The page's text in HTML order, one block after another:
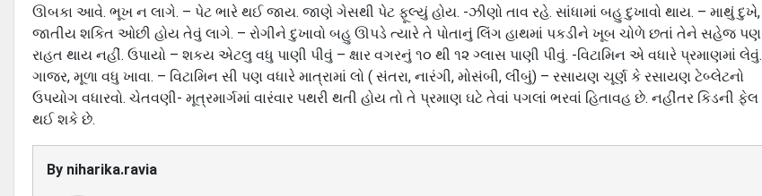
ઊબકા આવે. ભૂખ ન લાગે. – પેટ ભારે થઈ જાય. જાણે ગેસથી પેટ ફૂલ્યું હોય. -ઝીણો તાવ રહે. સાંધામાં બહુ દુખાવો થાય. – માથું દુખે,
જાતીય શકિત ઓછી હોય તેવું લાગે. – રોગીને દુખાવો બહુ ઊપડે ત્યારે તે પોતાનું લિંગ હાથમાં પકડીને ખૂબ ચોળે છતાં તેને સહેજ પણ
રાહત થાય નહીં. ઉપાયો – શકય એટલુ વધુ પાણી પીવું – ક્ષાર વગરનું ૧૦ થી ૧૨ ગ્લાસ પાણી પીવું. -વિટામિન એ વધારે પ્રમાણમાં લેવું.
ગાજર, મૂળા વધુ ખાવા. – વિટામિન સી પણ વધારે માત્રામાં લો ( સંતરા, નારંગી, મોસંબી, લીંબું) – રસાયણ ચૂર્ણ કે રસાયણ ટેબ્લેટનો
ઉપયોગ વધારવો. ચેતવણી- મૂત્રમાર્ગમાં વારંવાર પથરી થતી હોય તો તે પ્રમાણ ઘટે તેવાં પગલાં ભરવાં હિતાવહ છે. નહીંતર કિડની ફેલ
થઈ શકે છે.
By niharika.ravia